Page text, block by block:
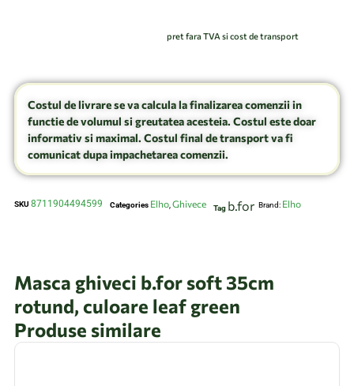
pret fara TVA si cost de transport
Costul de livrare se va calcula la finalizarea comenzii in
functie de volumul si greutatea acesteia. Costul este doar
informativ si maximal. Costul final de transport va fi
comunicat dupa impachetarea comenzii.
SKU 8711904494599 Categories Elho Ghivece Tag b.for Brand: Elho
Masca ghiveci b.for soft 35cm
rotund, culoare leaf green
Produse similare